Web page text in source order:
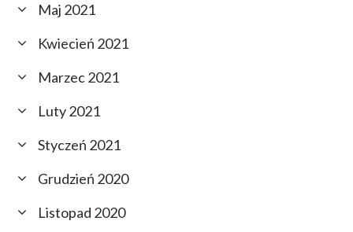
Maj 2021
Kwiecień 2021
Marzec 2021
Luty 2021
Styczeń 2021
Grudzień 2020
Listopad 2020